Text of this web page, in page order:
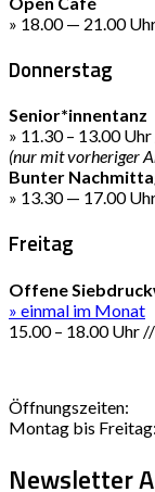
» 18.00 — 21.00
Donnerstag
Senior*innentanz
» 11.30 – 13.00
(nur mit vorheriger
Bunter
» 13.30 — 17.00
Freitag
Offene
» einmal im Monat
15.00 – 18.00 Uhr
Öffnungszeiten:
Montag bis
Newsletter